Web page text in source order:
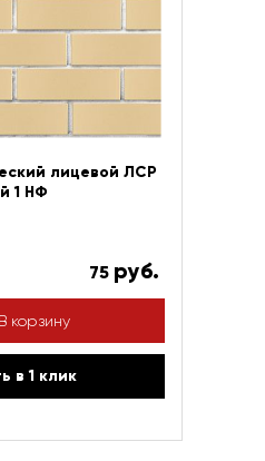
лицевой ЛСР
1 НФ
75 руб.
В корзину
в 1 клик